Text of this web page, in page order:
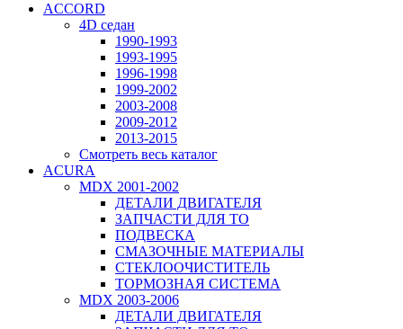
ACCORD
4D седан
1990-1993
1993-1995
1996-1998
1999-2002
2003-2008
2009-2012
2013-2015
Смотреть весь каталог
ACURA
MDX 2001-2002
ДЕТАЛИ ДВИГАТЕЛЯ
ЗАПЧАСТИ ДЛЯ ТО
ПОДВЕСКА
СМАЗОЧНЫЕ МАТЕРИАЛЫ
СТЕКЛООЧИСТИТЕЛЬ
ТОРМОЗНАЯ СИСТЕМА
MDX 2003-2006
ДЕТАЛИ ДВИГАТЕЛЯ